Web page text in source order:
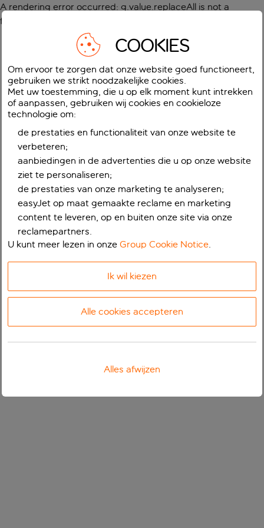
A rendering error occurred: g.value.replaceAll is not a
function
COOKIES
Om ervoor te zorgen dat onze website goed functioneert,
gebruiken we strikt noodzakelijke cookies.
Met uw toestemming, die u op elk moment kunt intrekken
of aanpassen, gebruiken wij cookies en cookieloze
technologie om:
de prestaties en functionaliteit van onze website te
verbeteren;
aanbiedingen in de advertenties die u op onze website
ziet te personaliseren;
de prestaties van onze marketing te analyseren;
easyJet op maat gemaakte reclame en marketing
content te leveren, op en buiten onze site via onze
reclamepartners.
U kunt meer lezen in onzeGroup Cookie Notice.
Ik wil kiezen
Alle cookies accepteren
Alles afwijzen